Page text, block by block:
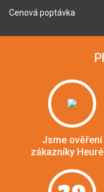
Cenová poptávka
Jsme ověření
zákazníky